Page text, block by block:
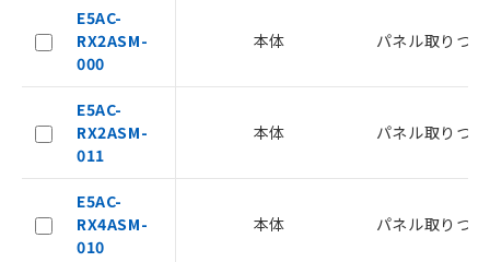
E5AC-
RX2ASM-
000
本体 パネル取りつけ
E5AC-
RX2ASM-
011
本体 パネル取りつけ
E5AC-
RX4ASM-
010
本体 パネル取りつけ
ご利用条件
以下の条件をお読みいただき、同意のうえ
ご利用ください。
本サービスは、当社制御機器事業取扱
(税抜)を提供させていただくもので